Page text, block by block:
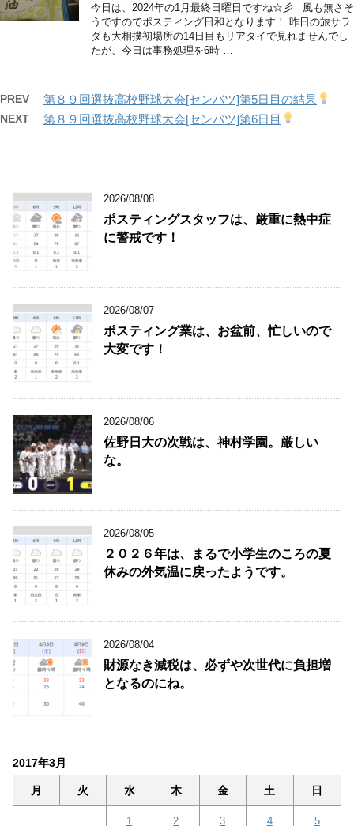
今日は、2024年の1月最終日曜日ですね☆彡 風も無さそ
うですのでポスティング日和となります！ 昨日の旅サラ
ダも大相撲初場所の14日目もリアタイで見れませんでし
たが、今日は事務処理を6時 …
PREV 第８９回選抜高校野球大会[センバツ]第5日目の結果
NEXT 第８９回選抜高校野球大会[センバツ]第6日目
2026/08/08
ポスティングスタッフは、厳重に熱中症
に警戒です！
2026/08/07
ポスティング業は、お盆前、忙しいので
大変です！
2026/08/06
佐野日大の次戦は、神村学園。厳しい
な。
2026/08/05
２０２６年は、まるで小学生のころの夏
休みの外気温に戻ったようです。
2026/08/04
財源なき減税は、必ずや次世代に負担増
となるのにね。
2017年3月
月 火 水 木 金 土 日
1 2 3 4 5